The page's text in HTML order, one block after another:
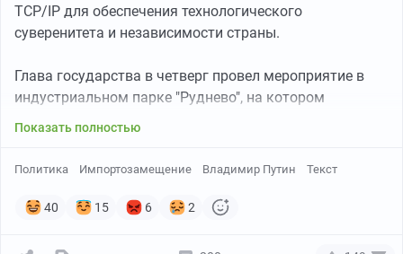
TCP/IP для обеспечения технологического
суверенитета и независимости страны.
Глава государства в четверг провел мероприятие в
индустриальном парке "Руднево", на котором
обсуждались особенности развития отечественных
председатель совета директоров ГК ООО "Техноджет"
России".
Выслушав предложения, Путин обратился к своему
Показать полностью
Политика Импортозамещение Владимир Путин Текст
40 15 6 2